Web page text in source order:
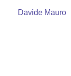
Davide Mauro